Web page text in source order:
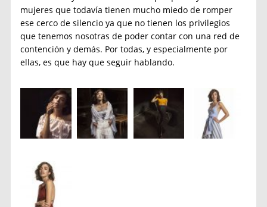
mujeres que todavía tienen mucho miedo de romper
ese cerco de silencio ya que no tienen los privilegios
que tenemos nosotras de poder contar con una red de
contención y demás. Por todas, y especialmente por
ellas, es que hay que seguir hablando.